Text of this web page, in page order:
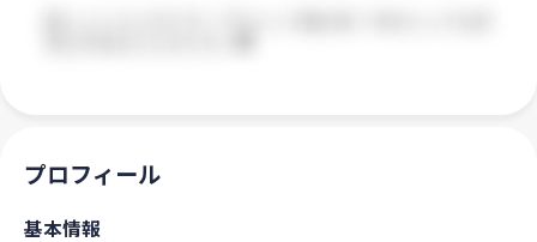
プロフィール
基本情報